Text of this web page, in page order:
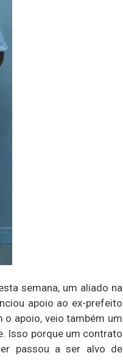
semana, um aliado na
apoio ao ex-prefeito
o apoio, veio também um
Isso porque um contrato
passou a ser alvo de